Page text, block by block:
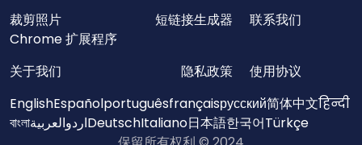
裁剪照片
短链接生成器
联系我们
Chrome 扩展程序
关于我们
隐私政策
使用协议
EnglishEspañolportuguêsfrançaisрусский简体中文हिन्दी
বাংলাالعربيةاردوDeutschItaliano日本語한국어Türkçe